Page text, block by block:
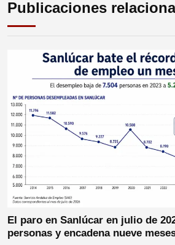
Publicaciones
El paro en Sanlúcar en julio de
personas y encadena nueve